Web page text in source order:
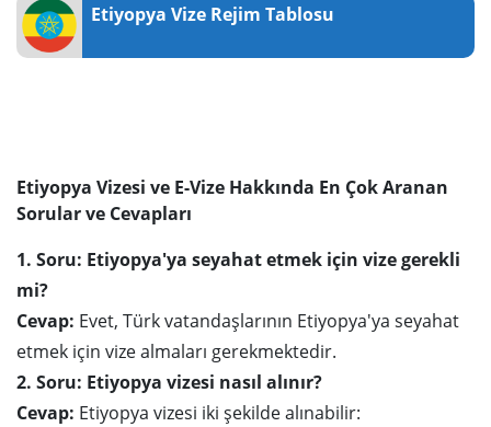
Etiyopya Vize Rejim Tablosu
Etiyopya Vizesi ve E-Vize Hakkında En Çok Aranan
Sorular ve Cevapları
1. Soru: Etiyopya'ya seyahat etmek için vize gerekli
mi?
Cevap: Evet, Türk vatandaşlarının Etiyopya'ya seyahat
etmek için vize almaları gerekmektedir.
2. Soru: Etiyopya vizesi nasıl alınır?
Cevap: Etiyopya vizesi iki şekilde alınabilir: